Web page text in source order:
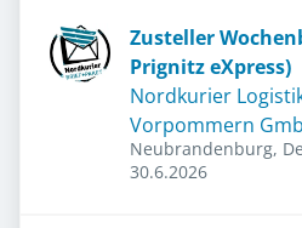
Zusteller
Prignitz eXpress)
Nordkurier
Vorpommern
Neubrandenburg,
Veröffentlicht
30.6.2026